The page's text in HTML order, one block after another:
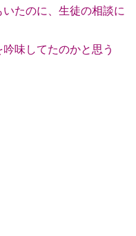
たのに、生徒の相談に
味してたのかと思う